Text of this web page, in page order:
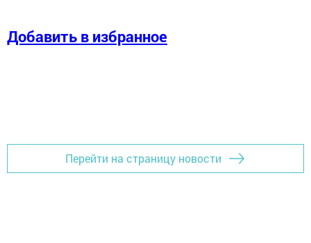
Добавить в избранное
Перейти на страницу новости